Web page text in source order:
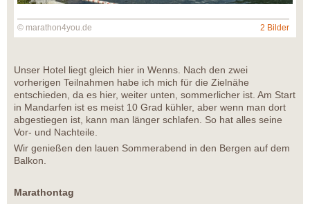
© marathon4you.de 2 Bilder
Unser Hotel liegt gleich hier in Wenns. Nach den zwei
vorherigen Teilnahmen habe ich mich für die Zielnähe
entschieden, da es hier, weiter unten, sommerlicher ist. Am Start
in Mandarfen ist es meist 10 Grad kühler, aber wenn man dort
abgestiegen ist, kann man länger schlafen. So hat alles seine
Vor- und Nachteile.
Wir genießen den lauen Sommerabend in den Bergen auf dem
Balkon.
Marathontag